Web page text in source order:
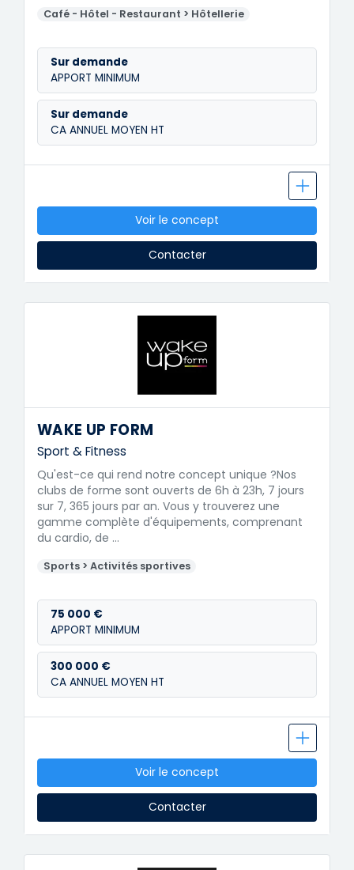
Café - Hôtel - Restaurant > Hôtellerie
Sur demande
APPORT MINIMUM
Sur demande
CA ANNUEL MOYEN HT
Voir le concept
Contacter
WAKE UP FORM
Sport & Fitness
Qu'est-ce qui rend notre concept unique ?Nos
clubs de forme sont ouverts de 6h à 23h, 7 jours
sur 7, 365 jours par an. Vous y trouverez une
gamme complète d'équipements, comprenant
du cardio, de …
Sports > Activités sportives
75 000 €
APPORT MINIMUM
300 000 €
CA ANNUEL MOYEN HT
Voir le concept
Contacter